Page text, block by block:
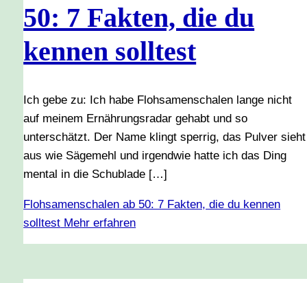
50: 7 Fakten, die du
kennen solltest
Ich gebe zu: Ich habe Flohsamenschalen lange nicht
auf meinem Ernährungsradar gehabt und so
unterschätzt. Der Name klingt sperrig, das Pulver sieht
aus wie Sägemehl und irgendwie hatte ich das Ding
mental in die Schublade […]
Flohsamenschalen ab 50: 7 Fakten, die du kennen
solltest Mehr erfahren